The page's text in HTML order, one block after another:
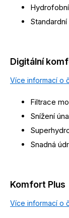
Digitální
Více informací o
Filtrace
Snížení
Snadná
Komfort Plus
Více informací o